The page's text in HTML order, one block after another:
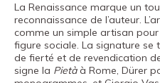
La Renaissance marque un
reconnaissance de l’auteur.
comme un simple artisan
figure sociale. La signature
de fierté et de revendication
signe la Pietàà Rome, Dürer